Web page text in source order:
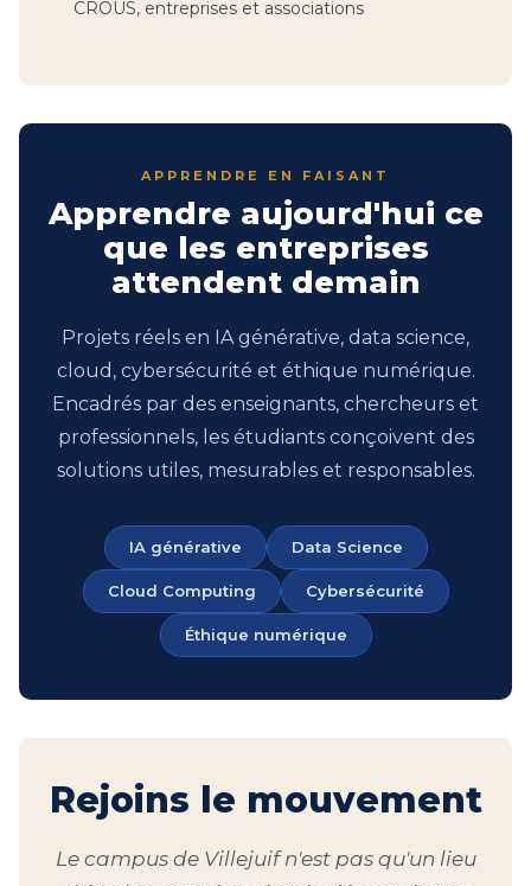
CROUS, entreprises et associations
APPRENDRE EN FAISANT
Apprendre aujourd'hui ce
que les entreprises
attendent demain
Projets réels en IA générative, data science,
cloud, cybersécurité et éthique numérique.
Encadrés par des enseignants, chercheurs et
professionnels, les étudiants conçoivent des
solutions utiles, mesurables et responsables.
IA générative Data Science
Cloud Computing Cybersécurité
Éthique numérique
Rejoins le mouvement
Le campus de Villejuif n'est pas qu'un lieu